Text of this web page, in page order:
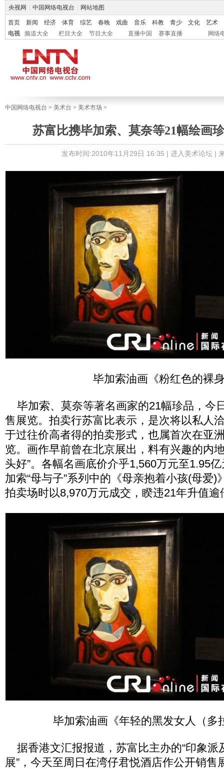
央视网 中国网络电视台 网站地图
首页 新闻 经济 体育 综艺 春晚 戏曲 音乐 科教 青少 文化
艺术
电视
频道大全 栏目大全 节目大全 直播中国 赛事直播 网络
中国网络电视台 > 美术台 > 美术市场 >
苏富比携毕加索、莫奈等21幅绘画
发布时间:2010年11月29日 16:35 | 进入美术论坛|
毕加索油画《粉红色的裸
毕加索、莫奈等著名画家的21幅珍品，今
售展览。拍卖行苏富比表示，是次将以私人
于过往价高者得的拍卖形式，也属首次在亚
览。画作早前曾在北京展出，料有兴趣的内
头好”。各幅名画底价介乎1,560万元至1.95
加索“母与子”系列中的《母亲抱着小孩(母爱)
拍卖场时以8,970万元成交，睽违21年升值逾
毕加索油画《年轻的黑发女人（多
据香港文汇报报道，苏富比主办的“印象派
展”，今天至周日在湾仔君悦酒店作公开销售